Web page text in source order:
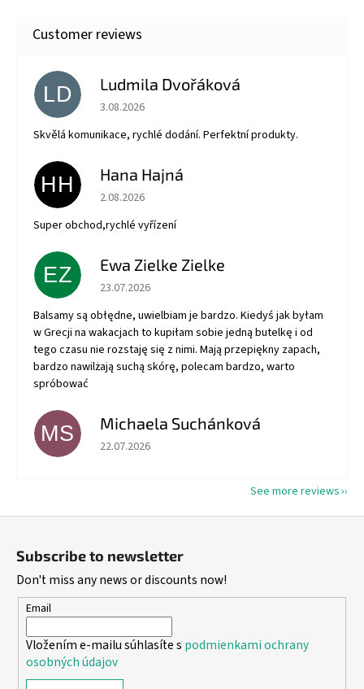
LD Ludmila Dvořáková
The store rating is 5 out of 5 stars.
3.08.2026
Skvělá komunikace, rychlé dodání. Perfektní produkty.
HH Hana Hajná
The store rating is 5 out of 5 stars.
2.08.2026
Super obchod,rychlé vyřízení
EZ Ewa Zielke Zielke
The store rating is 5 out of 5 stars.
23.07.2026
Balsamy są obłędne, uwielbiam je bardzo. Kiedyś jak byłam
w Grecji na wakacjach to kupiłam sobie jedną butelkę i od
tego czasu nie rozstaję się z nimi. Mają przepiękny zapach,
bardzo nawilżają suchą skórę, polecam bardzo, warto
spróbować
MS Michaela Suchánková
The store rating is 5 out of 5 stars.
22.07.2026
See more reviews
Subscribe to newsletter
Don't miss any news or discounts now!
Email
Vložením e-mailu súhlasíte s podmienkami ochrany
osobných údajov